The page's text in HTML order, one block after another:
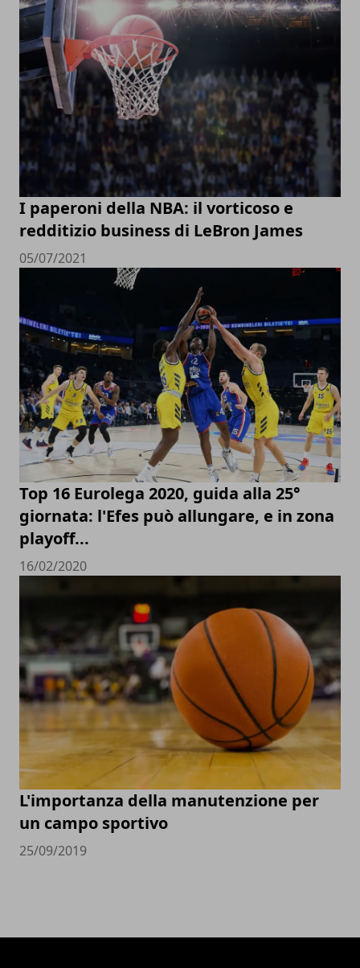
I paperoni della NBA: il vorticoso e
redditizio business di LeBron James
05/07/2021
Top 16 Eurolega 2020, guida alla 25°
giornata: l'Efes può allungare, e in zona
playoff...
16/02/2020
L'importanza della manutenzione per
un campo sportivo
25/09/2019